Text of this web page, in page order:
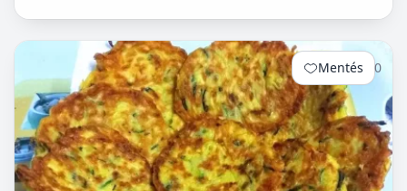
Mentés 0